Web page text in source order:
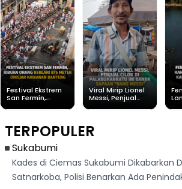
Festival Ekstrem
San Fermín,
Banteng
Viral Mirip Lionel
Messi, Penjual
"Bang Messi"
TERPOPULER
Sukabumi
Kades di Ciemas Sukabumi Dikabarkan
Satnarkoba, Polisi Benarkan Ada